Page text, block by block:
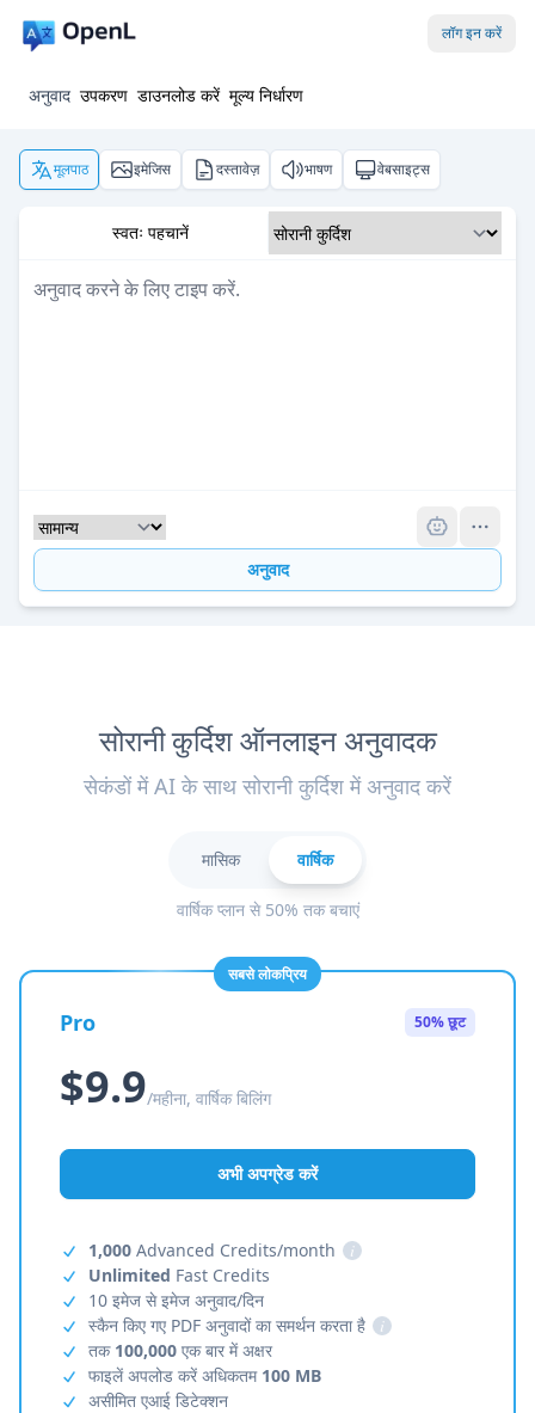
लॉग इन करें
अनुवाद उपकरण डाउनलोड करें मूल्य निर्धारण
मूलपाठ इमेजिस दस्तावेज़ भाषण वेबसाइट्स
स्वतः पहचानें
अनुवाद
सोरानी कुर्दिश ऑनलाइन अनुवादक
सेकंडों में AI के साथ सोरानी कुर्दिश में अनुवाद करें
मासिक वार्षिक
वार्षिक प्लान से 50% तक बचाएं
सबसे लोकप्रिय
Pro 50% छूट
$9.9/महीना, वार्षिक बिलिंग
अभी अपग्रेड करें
1,000 Advanced Credits/month
i
Unlimited Fast Credits
10 इमेज से इमेज अनुवाद/दिन
स्कैन किए गए PDF अनुवादों का समर्थन करता है
i
तक 100,000 एक बार में अक्षर
फाइलें अपलोड करें अधिकतम 100 MB
असीमित एआई डिटेक्शन